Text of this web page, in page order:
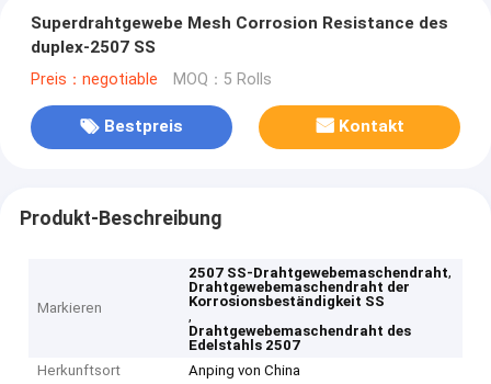
Superdrahtgewebe Mesh Corrosion Resistance des
duplex-2507 SS
Preis：negotiable MOQ：5 Rolls
Bestpreis Kontakt
Produkt-Beschreibung
Markieren
2507 SS-Drahtgewebemaschendraht,
Drahtgewebemaschendraht der
Korrosionsbeständigkeit SS
,
Drahtgewebemaschendraht des
Edelstahls 2507
Herkunftsort
Anping von China